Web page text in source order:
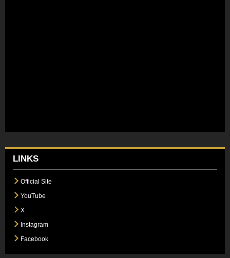
LINKS
Official Site
YouTube
X
Instagram
Facebook